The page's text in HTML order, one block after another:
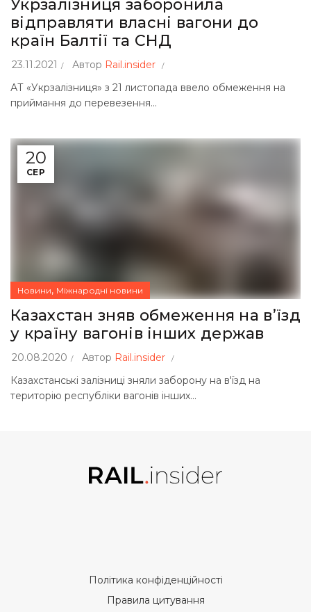
Укрзалізниця заборонила
відправляти власні вагони до
країн Балтії та СНД
23.11.2021 Автор Rail.insider
АТ «Укрзалізниця» з 21 листопада ввело обмеження на
приймання до перевезення...
20
СЕР
Новини, Міжнародні новини
Казахстан зняв обмеження на в’їзд
у країну вагонів інших держав
20.08.2020 Автор Rail.insider
Казахстанські залізниці зняли заборону на в'їзд на
територію республіки вагонів інших...
Політика конфіденційності
Правила цитування